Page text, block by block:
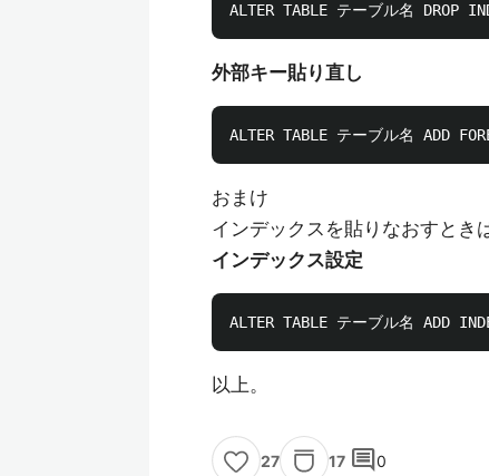
外部キー貼り直し
おまけ
インデックスを貼りなおすとき
インデックス設定
以上。
27 17 comment0